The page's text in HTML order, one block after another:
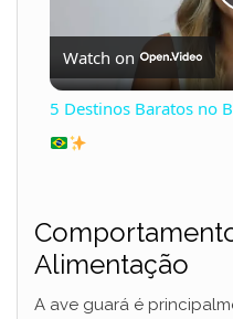
Watch on
5 Destinos Baratos no
Alimentação
A ave guará é